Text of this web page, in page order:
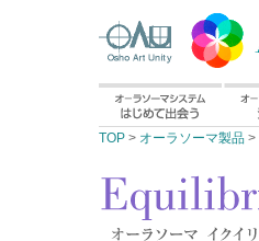
TOP > オーラソーマ製品 >